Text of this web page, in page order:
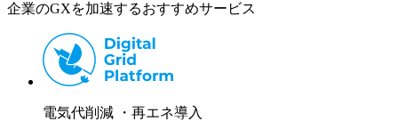
企業のGXを加速するおすすめサービス
電気代削減 ・再エネ導入